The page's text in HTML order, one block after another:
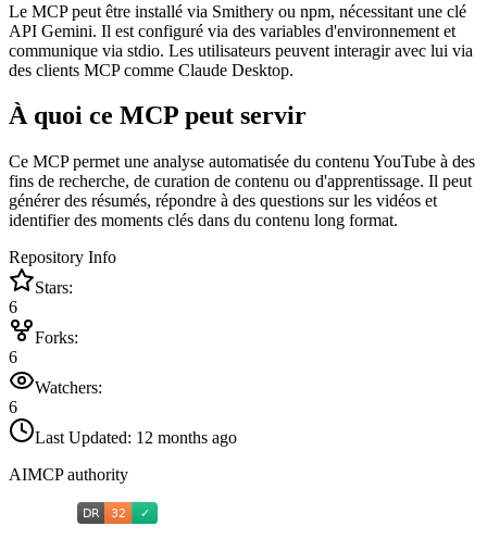
Le MCP peut être installé via Smithery ou npm, nécessitant une clé
API Gemini. Il est configuré via des variables d'environnement et
communique via stdio. Les utilisateurs peuvent interagir avec lui via
des clients MCP comme Claude Desktop.
À quoi ce MCP peut servir
Ce MCP permet une analyse automatisée du contenu YouTube à des
fins de recherche, de curation de contenu ou d'apprentissage. Il peut
générer des résumés, répondre à des questions sur les vidéos et
identifier des moments clés dans du contenu long format.
Repository Info
Stars:
6
Forks:
6
Watchers:
6
Last Updated: 12 months ago
AIMCP authority